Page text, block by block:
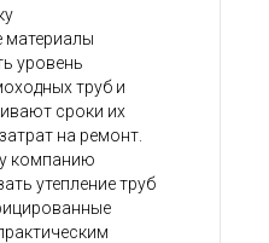
материалы
уровень
труб и
сроки их
на ремонт.
компанию
утепление труб